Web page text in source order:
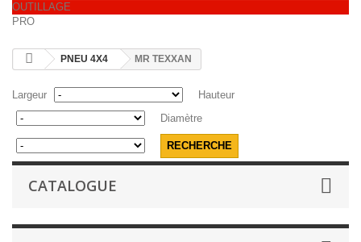
OUTILLAGE
PRO
PNEU 4X4 MR TEXXAN
Largeur
Hauteur
Diamètre
CATALOGUE